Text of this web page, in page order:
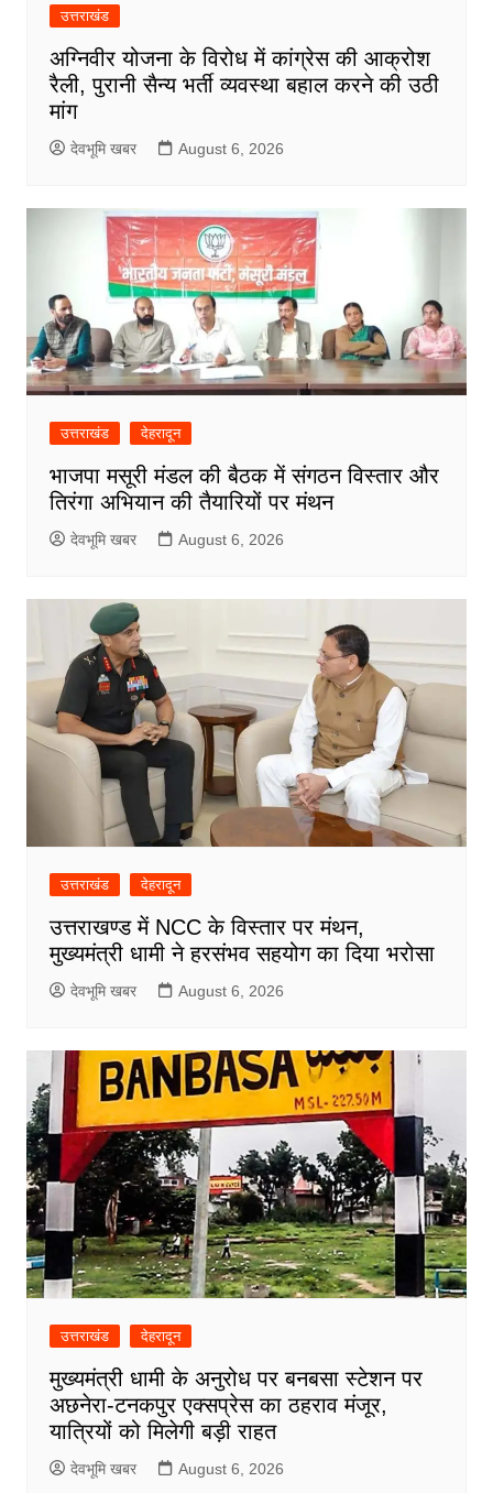
उत्तराखंड
अग्निवीर योजना के विरोध में कांग्रेस की आक्रोश
रैली, पुरानी सैन्य भर्ती व्यवस्था बहाल करने की उठी
मांग
देवभूमि खबर August 6, 2026
उत्तराखंड देहरादून
भाजपा मसूरी मंडल की बैठक में संगठन विस्तार और
तिरंगा अभियान की तैयारियों पर मंथन
देवभूमि खबर August 6, 2026
उत्तराखंड देहरादून
उत्तराखण्ड में NCC के विस्तार पर मंथन,
मुख्यमंत्री धामी ने हरसंभव सहयोग का दिया भरोसा
देवभूमि खबर August 6, 2026
उत्तराखंड देहरादून
मुख्यमंत्री धामी के अनुरोध पर बनबसा स्टेशन पर
अछनेरा-टनकपुर एक्सप्रेस का ठहराव मंजूर,
यात्रियों को मिलेगी बड़ी राहत
देवभूमि खबर August 6, 2026